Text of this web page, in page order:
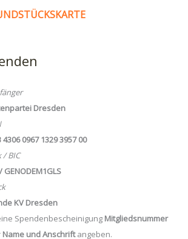
Dresden
4306 0967 1329 3957 00
/ BIC
GENODEM1GLS
KV Dresden
Spendenbescheinigung Mitgliedsnummer
Name und Anschriftangeben.